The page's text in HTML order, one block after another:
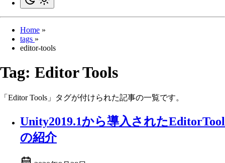
Home »
tags »
editor-tools
Tag: Editor Tools
「Editor Tools」タグが付けられた記事の一覧です。
Unity2019.1から導入されたEditorTool
の紹介